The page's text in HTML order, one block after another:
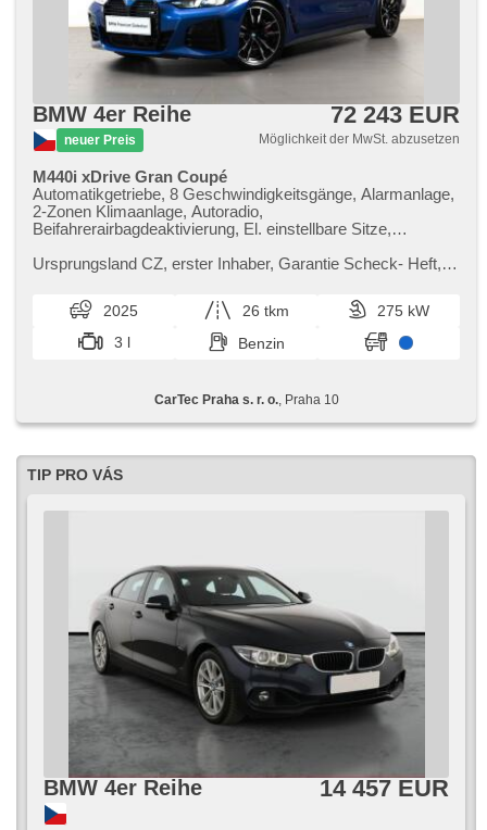
BMW 4er Reihe
neuer Preis
72 243 EUR
Möglichkeit der MwSt. abzusetzen
M440i xDrive Gran Coupé
Automatikgetriebe, 8 Geschwindigkeitsgänge, Alarmanlage,
2-Zonen Klimaanlage, Autoradio,
Beifahrerairbagdeaktivierung, El. einstellbare Sitze,
beheizte Lenkrad, zatmavená zadní skla, bezklíčové
Fahrgestell Steifheitsregelung, Blind Spot Anzeige, LED
denní svícení
Ursprungsland CZ,​ erster Inhaber,​ Garantie Scheck​- Heft,​
Praha. Pro více infor...
2025 26 tkm
275 kW
3 l
Benzin
CarTec Praha s. r. o., Praha 10
TIP PRO VÁS
BMW 4er Reihe 14 457 EUR